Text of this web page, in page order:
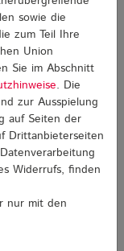
Detail
sowie die
zum Teil Ihre
Union
Sie im Abschnitt
. Die
zur Ausspielung
auf Seiten der
Drittanbieterseiten
Widerrufs, finden
nur mit den